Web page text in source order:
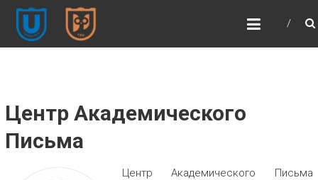
ФИЛОСОФСКИЙ
ФАКУЛЬТЕТ ТГУ (ФСФ
ТГУ)
Центр Академического
Письма
Центр Академического Письма